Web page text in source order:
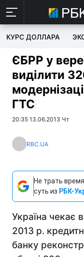
КУРС ДОЛЛАРА
ЄБРР у
виділити
ГТС
20:35 13.06.2013 Чт
RBC.UA
Не трать
суть из РБК-
Україна чекає
2013 р.
банку